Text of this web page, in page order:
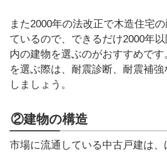
また2000年の法改正で木造住宅
ているので、できるだけ2000年
内の建物を選ぶのがおすすめで
を選ぶ際は、耐震診断、耐震補
しましょう。
②建物の構造
市場に流通している中古戸建は